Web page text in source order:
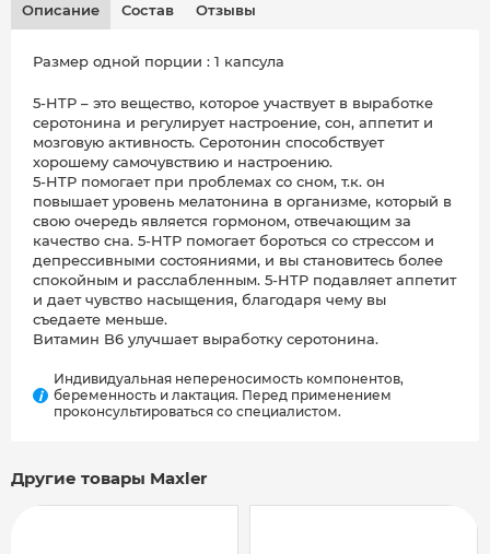
Описание Состав Отзывы
Размер одной порции : 1 капсула
5-HTP – это вещество, которое участвует в выработке
серотонина и регулирует настроение, сон, аппетит и
мозговую активность. Серотонин способствует
хорошему самочувствию и настроению.
5-HTP помогает при проблемах со сном, т.к. он
повышает уровень мелатонина в организме, который в
свою очередь является гормоном, отвечающим за
качество сна. 5-HTP помогает бороться со стрессом и
депрессивными состояниями, и вы становитесь более
спокойным и расслабленным. 5-HTP подавляет аппетит
и дает чувство насыщения, благодаря чему вы
съедаете меньше.
Витамин B6 улучшает выработку серотонина.
i
Индивидуальная непереносимость компонентов,
беременность и лактация. Перед применением
проконсультироваться со специалистом.
Другие товары Maxler